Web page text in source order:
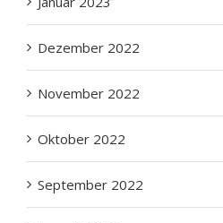
Dezember 2022
November 2022
Oktober 2022
September 2022
August 2022